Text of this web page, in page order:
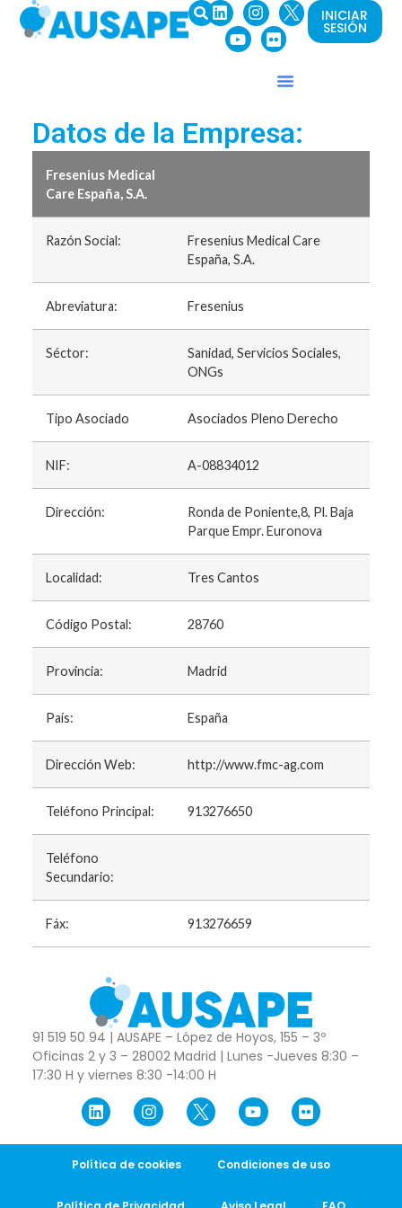
INICIAR
SESIÓN
Datos de la Empresa:
Fresenius Medical
Care España, S.A.
Razón Social:
Fresenius Medical Care
España, S.A.
Abreviatura: Fresenius
Séctor:
Sanidad, Servicios Sociales,
ONGs
Tipo Asociado Asociados Pleno Derecho
NIF: A-08834012
Dirección:
Ronda de Poniente,8, Pl. Baja
Parque Empr. Euronova
Localidad: Tres Cantos
Código Postal: 28760
Provincia: Madrid
País: España
Dirección Web: http://www.fmc-ag.com
Teléfono Principal: 913276650
Teléfono
Secundario:
Fáx: 913276659
91 519 50 94 | AUSAPE – López de Hoyos, 155 – 3º
Oficinas 2 y 3 – 28002 Madrid | Lunes -Jueves 8:30 –
17:30 H y viernes 8:30 -14:00 H
Política de cookies Condiciones de uso